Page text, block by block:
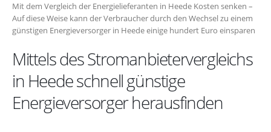
Mit dem Vergleich der Energielieferanten in Heede Kosten senken –
Auf diese Weise kann der Verbraucher durch den Wechsel zu einem
günstigen Energieversorger in Heede einige hundert Euro einsparen
Mittels des Stromanbietervergleichs
in Heede schnell günstige
Energieversorger herausfinden